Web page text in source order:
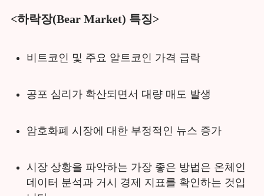
<하락장(Bear Market) 특징>
비트코인 및 주요 알트코인 가격 급락
공포 심리가 확산되면서 대량 매도 발생
암호화폐 시장에 대한 부정적인 뉴스 증가
시장 상황을 파악하는 가장 좋은 방법은 온체인
데이터 분석과 거시 경제 지표를 확인하는 것입